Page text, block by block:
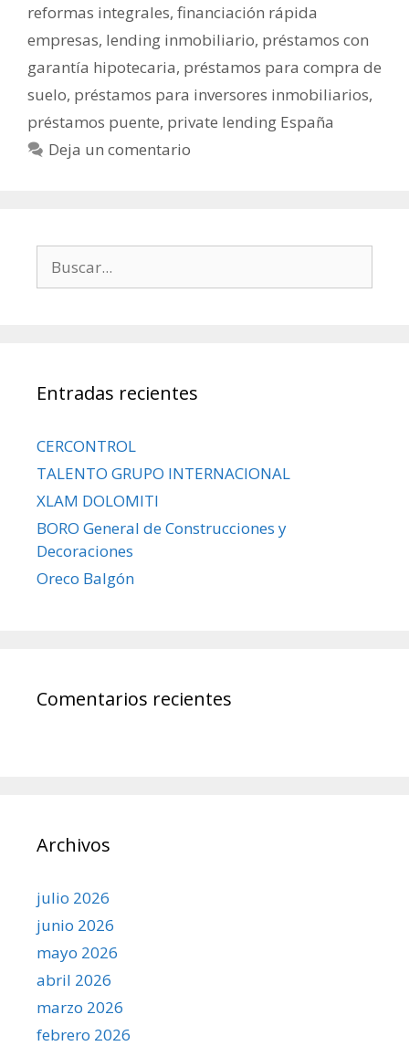
reformas integrales, financiación rápida
empresas, lending inmobiliario, préstamos con
garantía hipotecaria, préstamos para compra de
suelo, préstamos para inversores inmobiliarios,
préstamos puente, private lending España
Deja un comentario
Entradas recientes
CERCONTROL
TALENTO GRUPO INTERNACIONAL
XLAM DOLOMITI
BORO General de Construcciones y
Decoraciones
Oreco Balgón
Comentarios recientes
Archivos
julio 2026
junio 2026
mayo 2026
abril 2026
marzo 2026
febrero 2026